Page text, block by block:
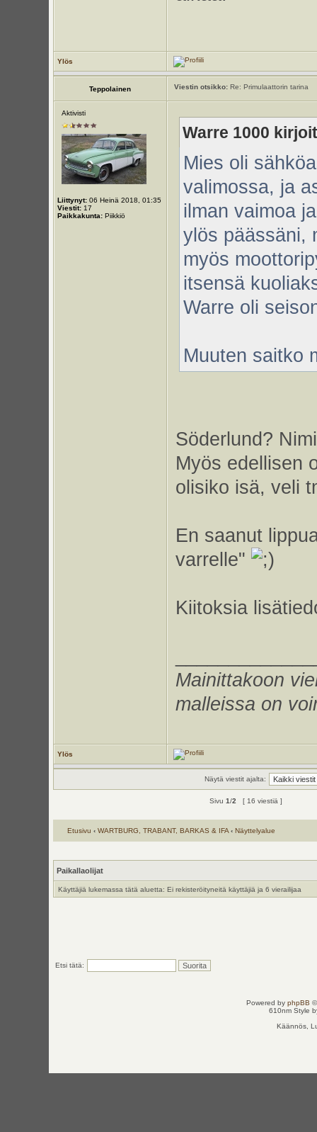
Ylös
Teppolainen Viestin otsikko:Re: Primulaattorin tarina
Aktivisti
Liittynyt:06 Heinä 2018, 01:35
Viestit:17
Paikkakunta:Piikkiö
Warre 1000
Mies oli
valimossa, ja
ilman vaimoa
ylös päässäni,
myös
itsensä
Warre oli
Muuten saitko
Söderlund?
Myös edellisen
olisiko isä, veli
En saanut
varrelle"
Kiitoksia
Mainittakoon
malleissa on
Ylös
Näytä viestit ajalta:
Sivu 1/2 [ 16 viestiä ]
Etusivu ‹ WARTBURG, TRABANT, BARKAS & IFA ‹ Näyttelyalue
Paikallaolijat
Käyttäjiä lukemassa tätä aluetta: Ei rekisteröityneitä käyttäjiä ja 6 vierailijaa
Etsi tätä:
Powered by phpBB
610nm Style
Käännös,